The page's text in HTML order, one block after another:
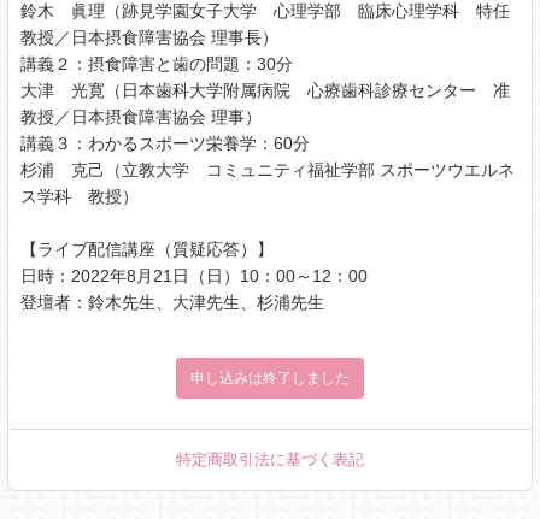
鈴木 眞理（跡見学園女子大学 心理学部 臨床心理学科 特任
教授／日本摂食障害協会 理事長）
講義２：摂食障害と歯の問題：30分
大津 光寛（日本歯科大学附属病院 心療歯科診療センター 准
教授／日本摂食障害協会 理事）
講義３：わかるスポーツ栄養学：60分
杉浦 克己（立教大学 コミュニティ福祉学部 スポーツウエルネ
ス学科 教授）
【ライブ配信講座（質疑応答）】
日時：2022年8月21日（日）10：00～12：00
登壇者：鈴木先生、大津先生、杉浦先生
申し込みは終了しました
特定商取引法に基づく表記